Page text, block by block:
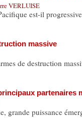
VERLUISE
est-il
massive
de destruction
partenaires
grande puissance